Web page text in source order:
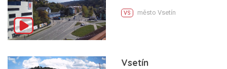
VS město Vsetín
Vsetín